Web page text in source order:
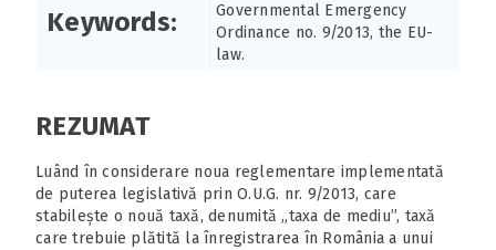
Keywords:
Governmental Emergency
Ordinance no. 9/2013, the EU-
law.
REZUMAT
Luând în considerare noua reglementare implementată
de puterea legislativă prin O.U.G. nr. 9/2013, care
stabilește o nouă taxă, denumită „taxa de mediu”, taxă
care trebuie plătită la înregistrarea în România a unui